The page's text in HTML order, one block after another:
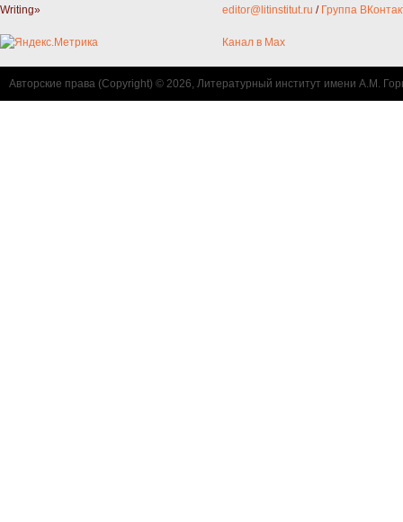
Writing»
editor@litinstitut.ru / Группа
Канал в Max
Авторские права (Copyright) © 2026, Литературный институт имени А.М.